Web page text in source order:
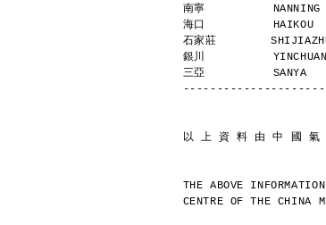
南寧
海口
石家莊
銀川
三亞
以 上 資 料 由 中 國
THE ABOVE
CENTRE OF THE CHINA